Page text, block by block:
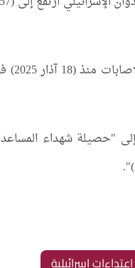
اعتداءات إسرائيلية